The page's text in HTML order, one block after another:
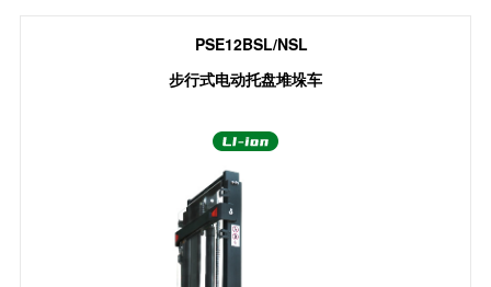
PSE12BSL/NSL
步行式电动托盘堆垛车